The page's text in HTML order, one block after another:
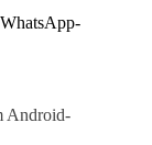
Android-